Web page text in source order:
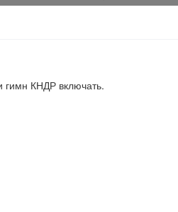
гимн КНДР включать.